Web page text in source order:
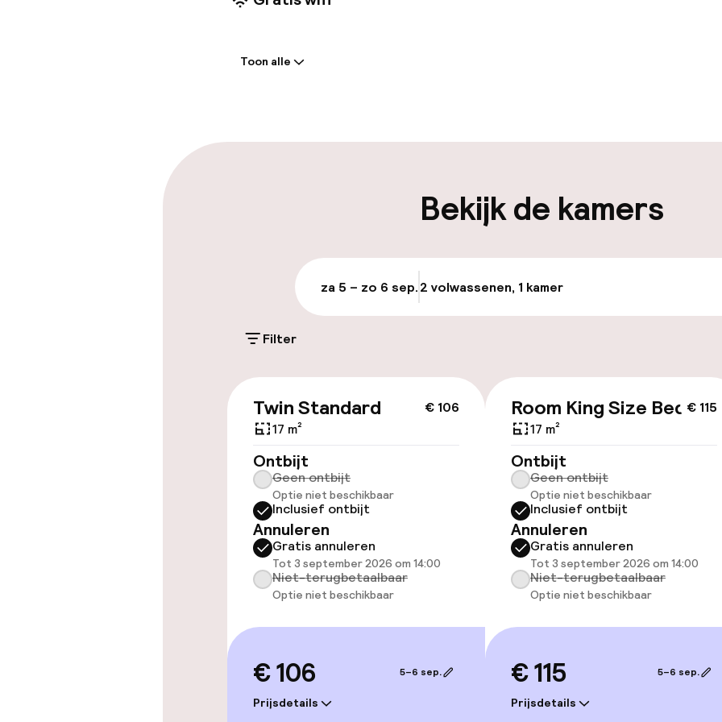
Parkeergelegenheid op eigen
Mogelijk extra kosten
Openbaar parkeren
Fietsverhuur
Toegankelijkheid
Overal rolstoeltoegankelijk
Lift
Zwemmen & wellness
Fitnessruimte / gym
Entertainment
Gratis wifi
Toon alle
Bekijk de kamers
za 5 – zo 6 sep.2 volwassenen, 1 kamer
Filter
€ 106
Twin Standard
17 m²
Ontbijt
Geen ontbijt
Optie niet beschikbaar
Inclusief ontbijt
Annuleren
Gratis annuleren
Tot 3 september 2026 om 14:00
Niet-terugbetaalbaar
Optie niet beschikbaar
€ 106
Prijsdetails
5–6 sep.
€ 115
Room King Size Bed
17 m²
Ontbijt
Geen ontbijt
Optie niet beschikbaar
Inclusief ontbijt
Annuleren
Gratis annuleren
Tot 3 september 2026 om 14:00
Niet-terugbetaalbaar
Optie niet beschikbaar
€ 115
Prijsdetails
5–6 sep.